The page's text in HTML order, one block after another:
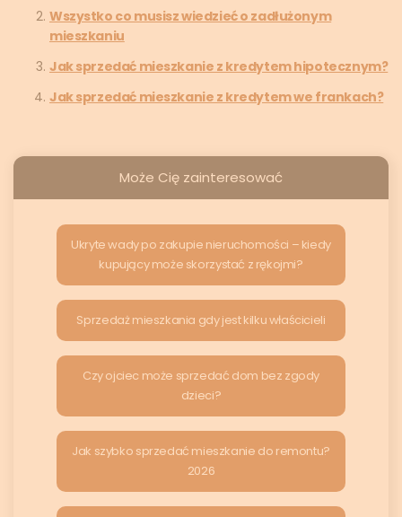
Wszystko co musisz wiedzieć o zadłużonym
mieszkaniu
Jak sprzedać mieszkanie z kredytem hipotecznym?
Jak sprzedać mieszkanie z kredytem we frankach?
Może Cię zainteresować
Ukryte wady po zakupie nieruchomości – kiedy
kupujący może skorzystać z rękojmi?
Sprzedaż mieszkania gdy jest kilku właścicieli
Czy ojciec może sprzedać dom bez zgody
dzieci?
Jak szybko sprzedać mieszkanie do remontu?
2026